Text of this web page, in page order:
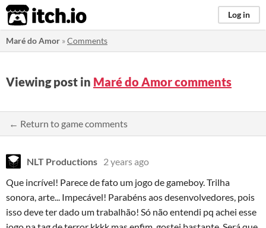
itch.io Log in
Maré do Amor »Comments
Viewing post in Maré do Amor comments
← Return to game comments
NLT Productions 2 years ago
Que incrível! Parece de fato um jogo de gameboy. Trilha
sonora, arte... Impecável! Parabéns aos desenvolvedores, pois
isso deve ter dado um trabalhão! Só não entendi pq achei esse